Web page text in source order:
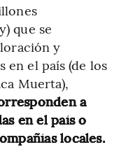
que se
y
el país (de los
Muerta),
a
en el país o
locales.